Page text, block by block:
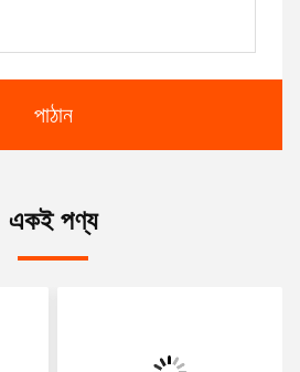
পাঠান
একই পণ্য